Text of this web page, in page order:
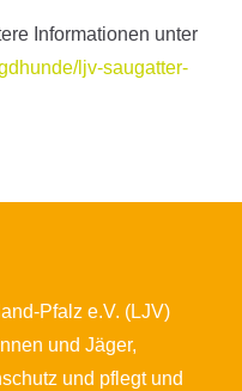
Informationen unter
ljv-saugatter-
Pfalz e.V. (LJV)
und Jäger,
und pflegt und